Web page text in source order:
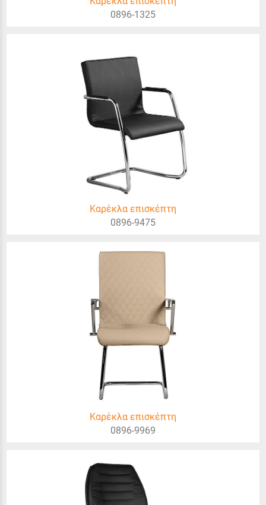
0896-1325
Καρέκλα επισκέπτη
0896-9475
Καρέκλα επισκέπτη
0896-9969